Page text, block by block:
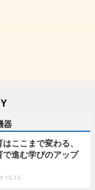
器
ここまで変わる、
で進む学びのアップ
15:15